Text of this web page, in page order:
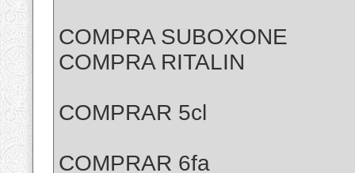
COMPRA SUBOXONE
COMPRA RITALIN
COMPRAR 5cl
COMPRAR 6fa